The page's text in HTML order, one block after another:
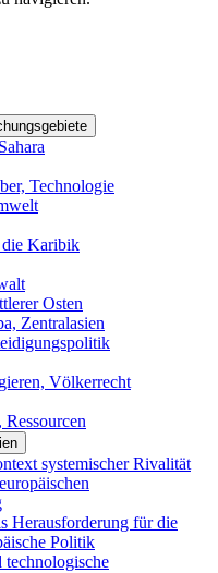
Technologie
die Karibik
Osten
Zentralasien
Völkerrecht
systemischer Rivalität
Herausforderung für die
Politik